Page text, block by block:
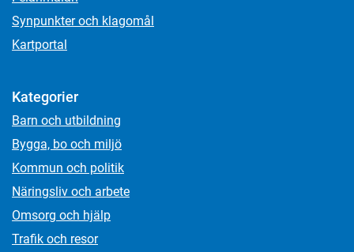
Synpunkter och klagomål
Kartportal
Kategorier
Barn och utbildning
Bygga, bo och miljö
Kommun och politik
Näringsliv och arbete
Omsorg och hjälp
Trafik och resor